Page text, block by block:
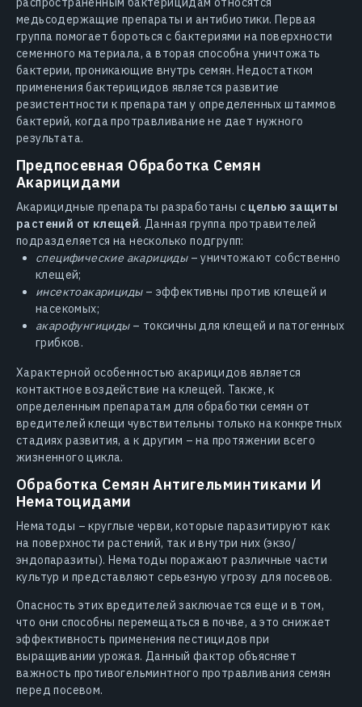
медьсодержащие препараты и антибиотики. Первая
группа помогает бороться с бактериями на поверхности
семенного материала, а вторая способна уничтожать
бактерии, проникающие внутрь семян. Недостатком
применения бактерицидов является развитие
резистентности к препаратам у определенных штаммов
бактерий, когда протравливание не дает нужного
результата.
Предпосевная Обработка Семян
Акарицидами
Акарицидные препараты разработаны с целью защиты
растений от клещей. Данная группа протравителей
подразделяется на несколько подгрупп:
специфические акарициды– уничтожают собственно
клещей;
инсектоакарициды– эффективны против клещей и
насекомых;
акарофунгициды– токсичны для клещей и патогенных
грибков.
Характерной особенностью акарицидов является
контактное воздействие на клещей. Также, к
определенным препаратам для обработки семян от
вредителей клещи чувствительны только на конкретных
стадиях развития, а к другим – на протяжении всего
жизненного цикла.
Обработка Семян Антигельминтиками И
Нематоцидами
Нематоды – круглые черви, которые паразитируют как
на поверхности растений, так и внутри них (экзо/
эндопаразиты). Нематоды поражают различные части
культур и представляют серьезную угрозу для посевов.
Опасность этих вредителей заключается еще и в том,
что они способны перемещаться в почве, а это снижает
эффективность применения пестицидов при
выращивании урожая. Данный фактор объясняет
важность противогельминтного протравливания семян
перед посевом.